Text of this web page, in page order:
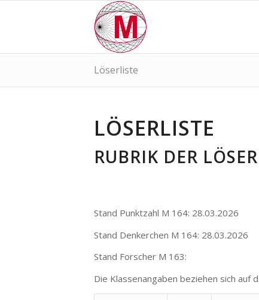
Löserliste
LÖSERLISTE
RUBRIK DER
Stand Punktzahl M 164: 28.03.2026
Stand Denkerchen M 164: 28.03.2026
Stand Forscher M 163:
Die Klassenangaben beziehen sich auf